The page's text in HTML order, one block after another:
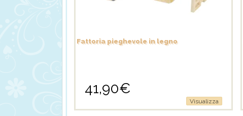
Fattoria pieghevole in legno
41,90€
Visualizza